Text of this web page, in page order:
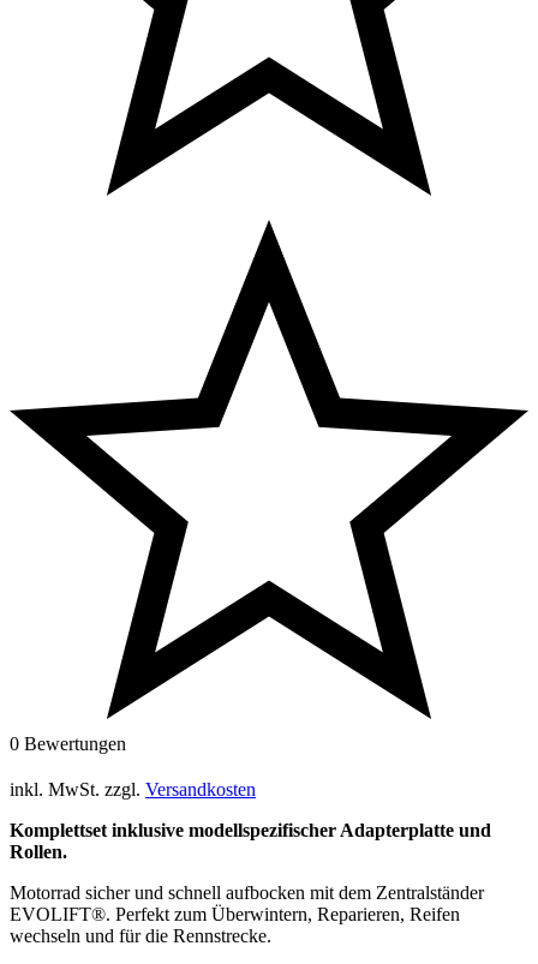
0 Bewertungen
inkl. MwSt. zzgl. Versandkosten
Komplettset inklusive modellspezifischer Adapterplatte und
Rollen.
Motorrad sicher und schnell aufbocken mit dem Zentralständer
EVOLIFT®. Perfekt zum Überwintern, Reparieren, Reifen
wechseln und für die Rennstrecke.